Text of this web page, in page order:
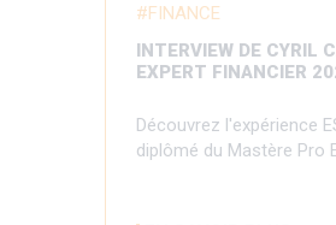
FINANCE
INTERVIEW DE CYRIL
EXPERT FINANCIER
Découvrez l'expérience
diplômé du Mastère Pro